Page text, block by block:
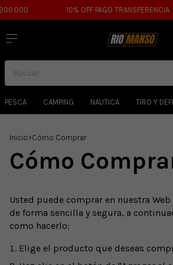
10% OFF PAGO TRANSFERENCIA
PESCA CAMPING NAUTICA TIRO Y
Inicio>Cómo Comprar
Cómo
Usted puede comprar en nuestra
de forma sencilla y segura, a
como hacerlo:
Elige el producto que deseas